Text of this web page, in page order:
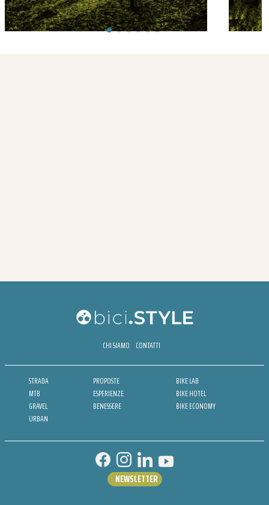
CHI SIAMO CONTATTI
STRADA
MTB
GRAVEL
URBAN
PROPOSTE
ESPERIENZE
BENESSERE
BIKE LAB
BIKE HOTEL
BIKE ECONOMY
NEWSLETTER